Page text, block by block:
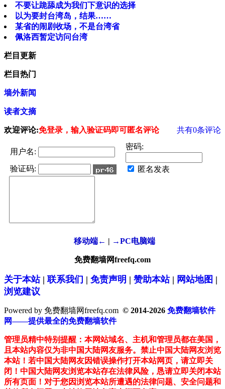
不要让跪舔成为我们下意识的选择
以为要封台湾岛，结果……
某省的闹剧收场，不是台湾省
佩洛西暂定访问台湾
栏目更新
栏目热门
墙外新闻
读者文摘
欢迎评论:免登录，输入验证码即可匿名评论 共有0条评论
用户名:
密码:
验证码: 匿名发表
移动端← | →PC电脑端
免费翻墙网freefq.com
关于本站| 联系我们 | 免责声明 | 赞助本站| 网站地图 |
浏览建议
Powered by 免费翻墙网freefq.com © 2014-2026 免费翻墙软件
网——提供最全的免费翻墙软件
管理员精中特别提醒：本网站域名、主机和管理员都在美国，
且本站内容仅为非中国大陆网友服务。禁止中国大陆网友浏览
本站！若中国大陆网友因错误操作打开本站网页，请立即关
闭！中国大陆网友浏览本站存在法律风险，恳请立即关闭本站
所有页面！对于您因浏览本站所遭遇的法律问题、安全问题和